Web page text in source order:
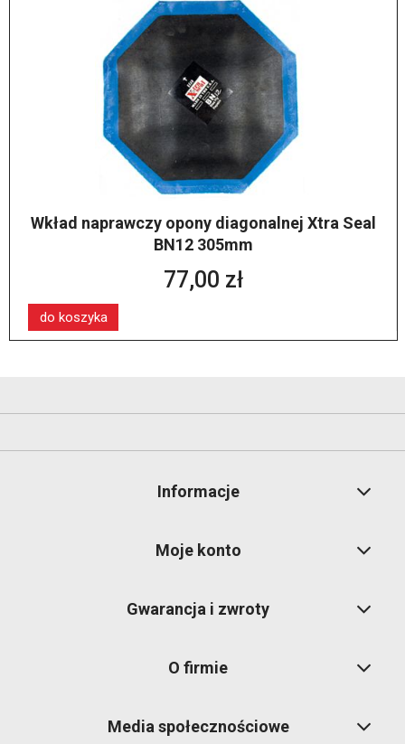
Wkład naprawczy opony diagonalnej Xtra Seal
BN12 305mm
77,00 zł
do koszyka
Informacje
Moje konto
Gwarancja i zwroty
O firmie
Media społecznościowe